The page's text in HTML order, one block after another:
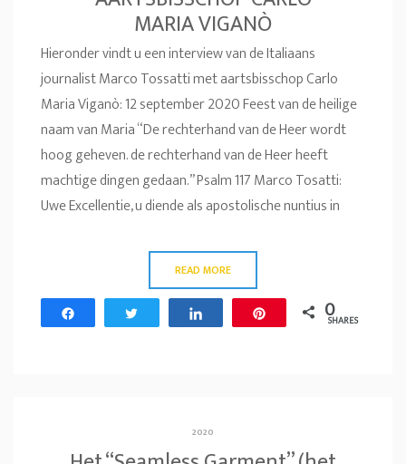
MARIA VIGANÒ
Hieronder vindt u een interview van de Italiaans
journalist Marco Tossatti met aartsbisschop Carlo
Maria Viganò: 12 september 2020 Feest van de heilige
naam van Maria “De rechterhand van de Heer wordt
hoog geheven. de rechterhand van de Heer heeft
machtige dingen gedaan.” Psalm 117 Marco Tosatti:
Uwe Excellentie, u diende als apostolische nuntius in
READ MORE
0
SHARES
2020